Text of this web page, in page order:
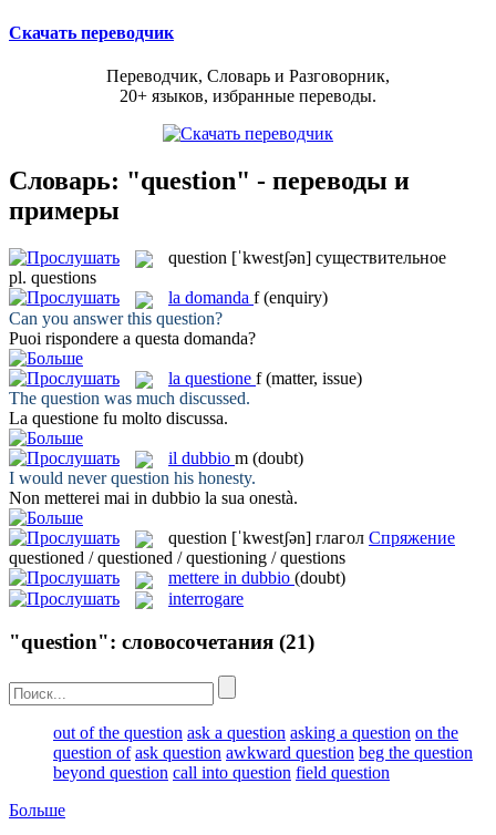
Скачать переводчик
Переводчик, Словарь и Разговорник,
20+ языков, избранные переводы.
Словарь: "question" - переводы и
примеры
question [ˈkwestʃən] существительное
pl. questions
la domanda f (enquiry)
Can you answer this question?
Puoi rispondere a questa domanda?
la questione f (matter, issue)
The question was much discussed.
La questione fu molto discussa.
il dubbio m (doubt)
I would neverquestion his honesty.
Non metterei mai in dubbio la sua onestà.
question [ˈkwestʃən] глагол Спряжение
questioned / questioned / questioning / questions
mettere in dubbio (doubt)
interrogare
"question": словосочетания (21)
out of the question ask a question asking a question on the
question of ask question awkward question beg the question
beyond question call into question field question
Больше